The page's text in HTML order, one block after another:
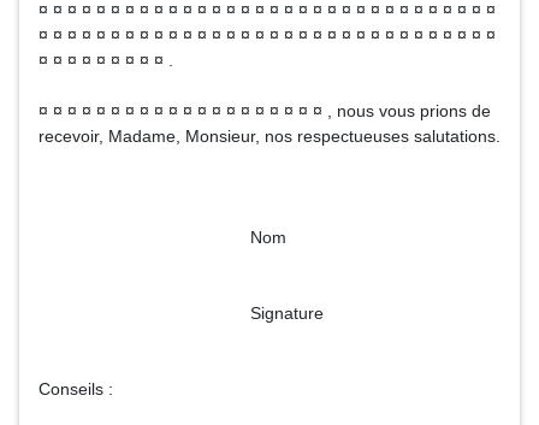
¤ ¤ ¤ ¤ ¤ ¤ ¤ ¤ ¤ ¤ ¤ ¤ ¤ ¤ ¤ ¤ ¤ ¤ ¤ ¤ ¤ ¤ ¤ ¤ ¤ ¤ ¤ ¤ ¤ ¤ ¤ ¤
¤ ¤ ¤ ¤ ¤ ¤ ¤ ¤ ¤ ¤ ¤ ¤ ¤ ¤ ¤ ¤ ¤ ¤ ¤ ¤ ¤ ¤ ¤ ¤ ¤ ¤ ¤ ¤ ¤ ¤ ¤ ¤
¤ ¤ ¤ ¤ ¤ ¤ ¤ ¤ ¤ .
¤ ¤ ¤ ¤ ¤ ¤ ¤ ¤ ¤ ¤ ¤ ¤ ¤ ¤ ¤ ¤ ¤ ¤ ¤ ¤ , nous vous prions de
recevoir, Madame, Monsieur, nos respectueuses salutations.
Nom
Signature
Conseils :